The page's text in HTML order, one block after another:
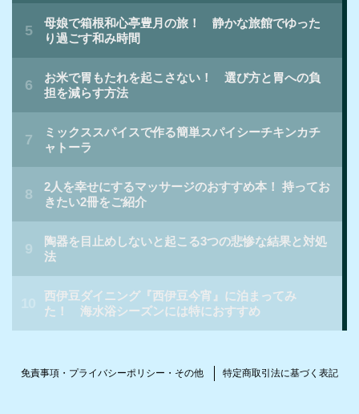
免責事項・プライバシーポリシー・その他 特定商取引法に基づく表記